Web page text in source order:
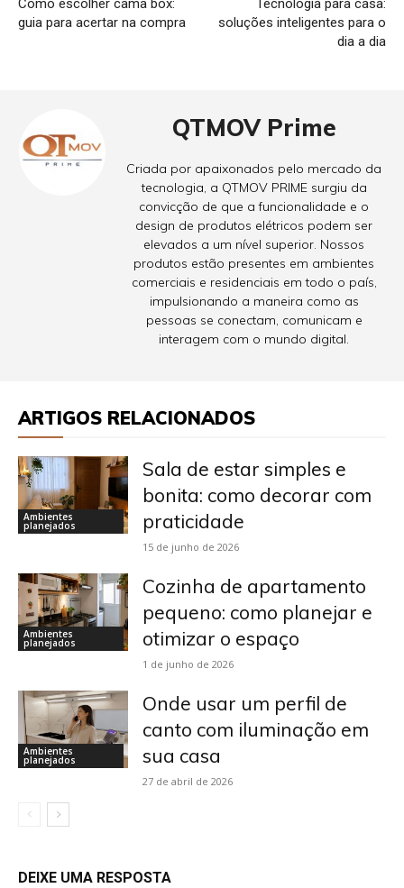
Como escolher cama box:
guia para acertar na compra
Tecnologia para casa:
soluções inteligentes para o
dia a dia
QTMOV Prime
Criada por apaixonados pelo mercado da
tecnologia, a QTMOV PRIME surgiu da
convicção de que a funcionalidade e o
design de produtos elétricos podem ser
elevados a um nível superior. Nossos
produtos estão presentes em ambientes
comerciais e residenciais em todo o país,
impulsionando a maneira como as
pessoas se conectam, comunicam e
interagem com o mundo digital.
ARTIGOS RELACIONADOS
Ambientes
planejados
Sala de estar simples e
bonita: como decorar com
praticidade
15 de junho de 2026
Ambientes
planejados
Cozinha de apartamento
pequeno: como planejar e
otimizar o espaço
1 de junho de 2026
Ambientes
planejados
Onde usar um perfil de
canto com iluminação em
sua casa
27 de abril de 2026
DEIXE UMA RESPOSTA